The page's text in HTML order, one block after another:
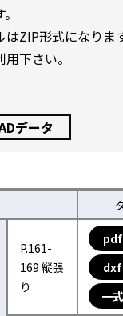
はZIP形式になりま
下さい。
データ
P.161-
169 縦張
り
pdf
dxf
一式